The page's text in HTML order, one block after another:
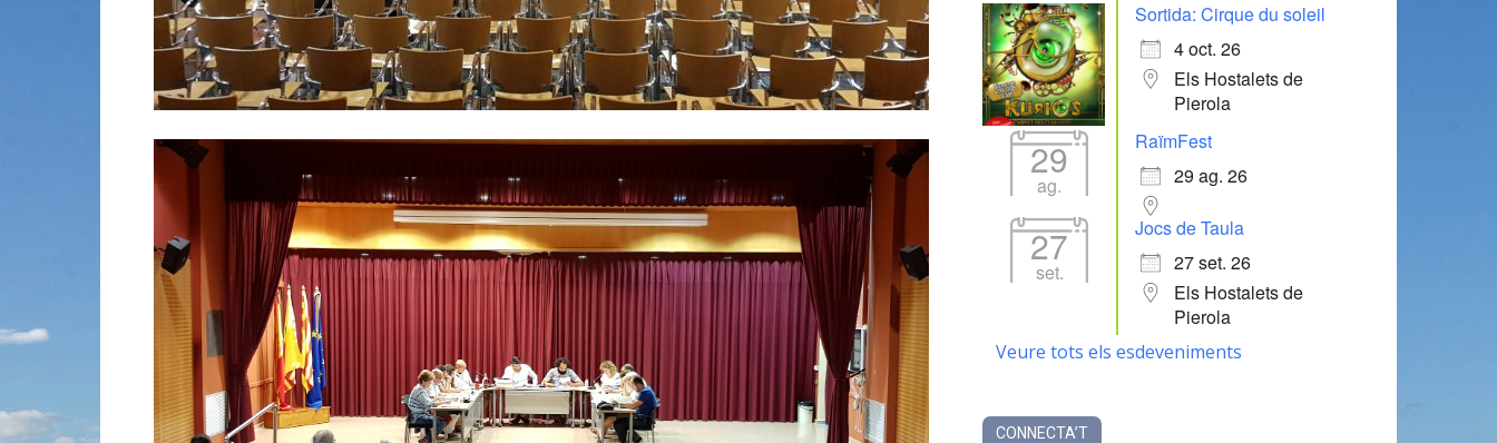
Sortida: Cirque du soleil
4 oct. 26
Els Hostalets de
Pierola
29
ag.
RaïmFest
29 ag. 26
27
set.
Jocs de Taula
27 set. 26
Els Hostalets de
Pierola
Veure tots els esdeveniments
CONNECTA’T